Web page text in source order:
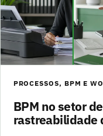
PROCESSOS, BPM E
BPM no setor
rastreabilidade